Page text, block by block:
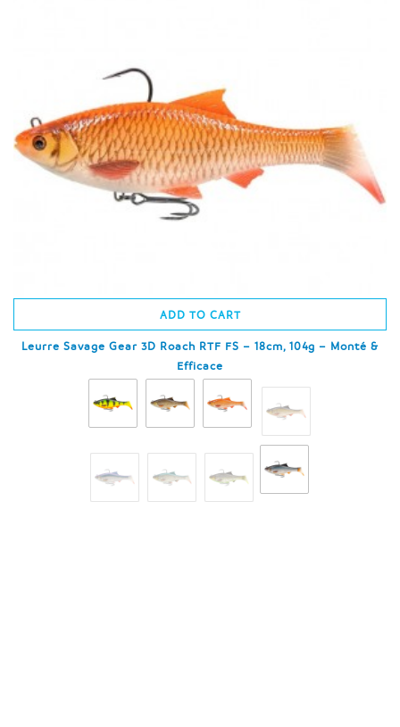
ADD TO CART
Leurre Savage Gear 3D Roach RTF FS – 18cm, 104g – Monté &
Efficace